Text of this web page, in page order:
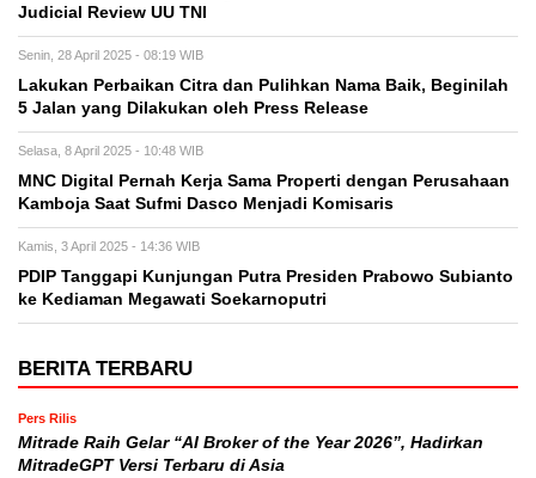
Judicial Review UU TNI
Senin, 28 April 2025 - 08:19 WIB
Lakukan Perbaikan Citra dan Pulihkan Nama Baik, Beginilah
5 Jalan yang Dilakukan oleh Press Release
Selasa, 8 April 2025 - 10:48 WIB
MNC Digital Pernah Kerja Sama Properti dengan Perusahaan
Kamboja Saat Sufmi Dasco Menjadi Komisaris
Kamis, 3 April 2025 - 14:36 WIB
PDIP Tanggapi Kunjungan Putra Presiden Prabowo Subianto
ke Kediaman Megawati Soekarnoputri
BERITA TERBARU
Pers Rilis
Mitrade Raih Gelar “AI Broker of the Year 2026”, Hadirkan
MitradeGPT Versi Terbaru di Asia